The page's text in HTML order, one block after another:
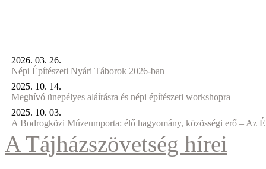
2026. 03. 26.
Népi Építészeti Nyári Táborok 2026-ban
2025. 10. 14.
Meghívó ünepélyes aláírásra és népi építészeti workshopra
2025. 10. 03.
A Bodrogközi Múzeumporta: élő hagyomány, közösségi erő – Az
A Tájházszövetség hírei